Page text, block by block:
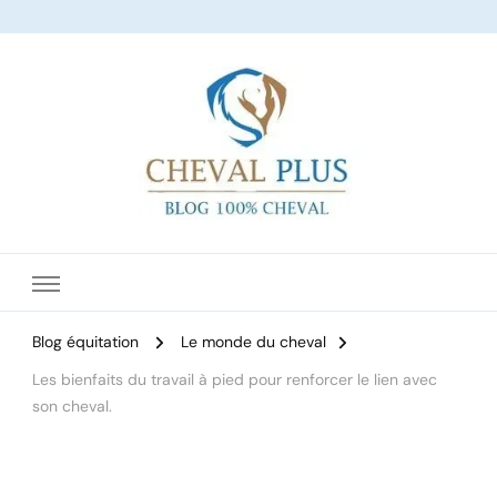
Blog équitation
Le monde du cheval
Les bienfaits du travail à pied pour renforcer le lien avec
son cheval.